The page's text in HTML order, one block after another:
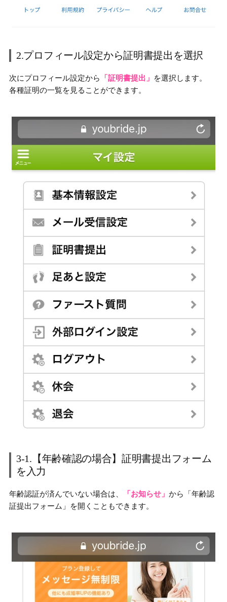
2.プロフィール設定から証明書提出を選択
次にプロフィール設定から 「証明書提出」
を選択します。
各種証明の一覧を見ることができます。
3-1.【年齢確認の場合】証明書提出フォーム
を入力
年齢認証が済んでいない場合は、 「お知らせ」 から「年齢認
証提出フォーム」を開くこともできます。